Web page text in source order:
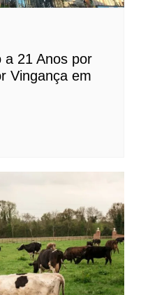
a 21 Anos por
Vingança em